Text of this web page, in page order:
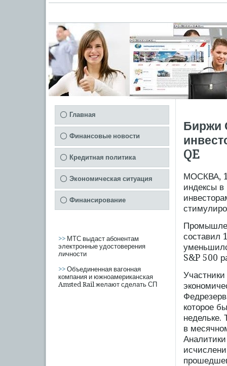
Главная
Финансовые новости
Кредитная политика
Экономическая ситуация
Финансирование
>> МТС выдаст абонентам
электронные удостоверения
личности
>> Объединенная вагонная
компания и южноамериканская
Amsted Rail желают сделать СП
Биржи
QE
МОСКВА,
индексы в
составил
S&P 500
которое
недельке.
в